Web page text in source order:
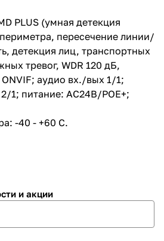
PLUS (умная детекция
пересечение линии/
детекция лиц, транспортных
тревог, WDR 120 дБ,
ONVIF; аудио вх./вых 1/1;
1; питание: AC24В/PОE+;
-40 - +60 С.
и акции